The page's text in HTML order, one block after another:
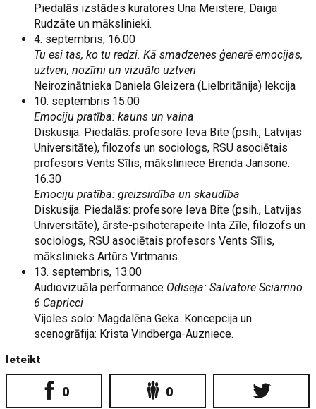
Piedalās izstādes kuratores Una Meistere, Daiga
Rudzāte un mākslinieki.
4. septembris, 16.00
Tu esi tas, ko tu redzi. Kā smadzenes ģenerē emocijas,
uztveri, nozīmi un vizuālo uztveri
Neirozinātnieka Daniela Gleizera (Lielbritānija) lekcija
10. septembris 15.00
Emociju pratība: kauns un vaina
Diskusija. Piedalās: profesore Ieva Bite (psih., Latvijas
Universitāte), filozofs un sociologs, RSU asociētais
profesors Vents Sīlis, māksliniece Brenda Jansone.
16.30
Emociju pratība: greizsirdība un skaudība
Diskusija. Piedalās: profesore Ieva Bite (psih., Latvijas
Universitāte), ārste-psihoterapeite Inta Zīle, filozofs un
sociologs, RSU asociētais profesors Vents Sīlis,
mākslinieks Artūrs Virtmanis.
13. septembris, 13.00
Audiovizuāla performance Odiseja: Salvatore Sciarrino
6 Capricci
Vijoles solo: Magdalēna Geka. Koncepcija un
scenogrāfija: Krista Vindberga-Auzniece.
Ieteikt
0 0